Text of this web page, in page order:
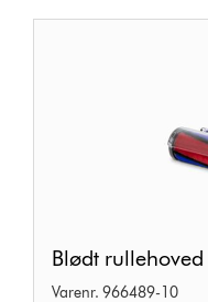
rullehoved
Blødt rullehoved
Varenr. 966489-10